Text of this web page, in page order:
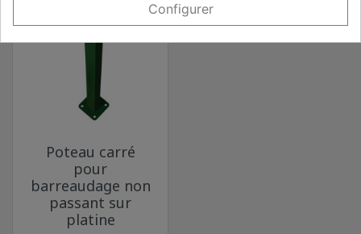
Poteau carré
pour
barreaudage non
passant sur
platine
Configurer